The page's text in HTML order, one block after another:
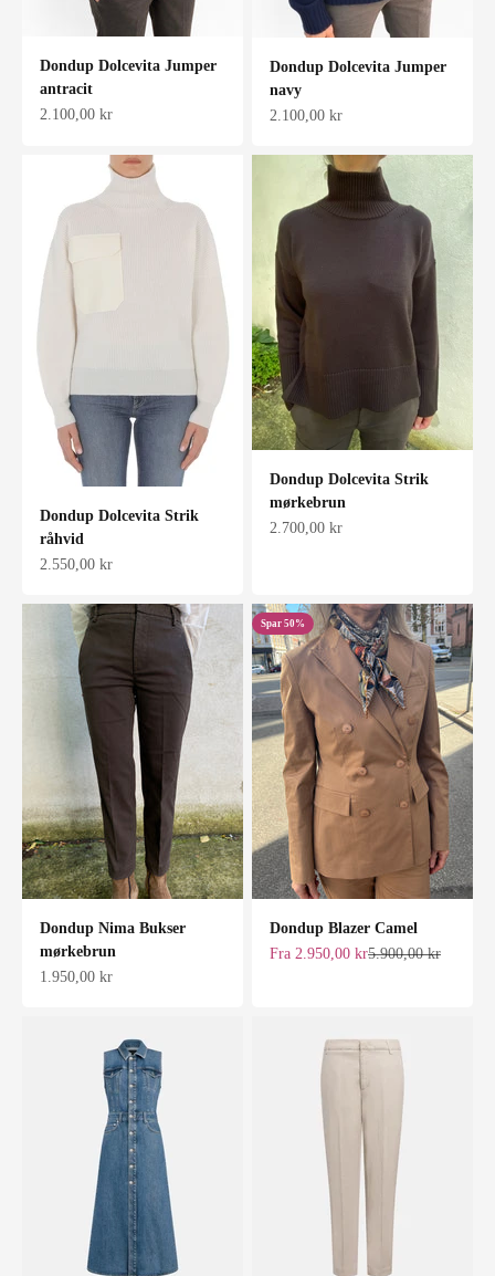
Dondup Dolcevita Jumper
antracit
Salgspris
2.100,00 kr
Dondup Dolcevita Jumper
navy
Salgspris
2.100,00 kr
Dondup Dolcevita Strik
råhvid
Salgspris
2.550,00 kr
Dondup Dolcevita Strik
mørkebrun
Salgspris
2.700,00 kr
Dondup Nima Bukser
mørkebrun
Salgspris
1.950,00 kr
Spar 50%
Dondup Blazer Camel
Salgspris
Fra 2.950,00 krNormalpris
5.900,00 kr